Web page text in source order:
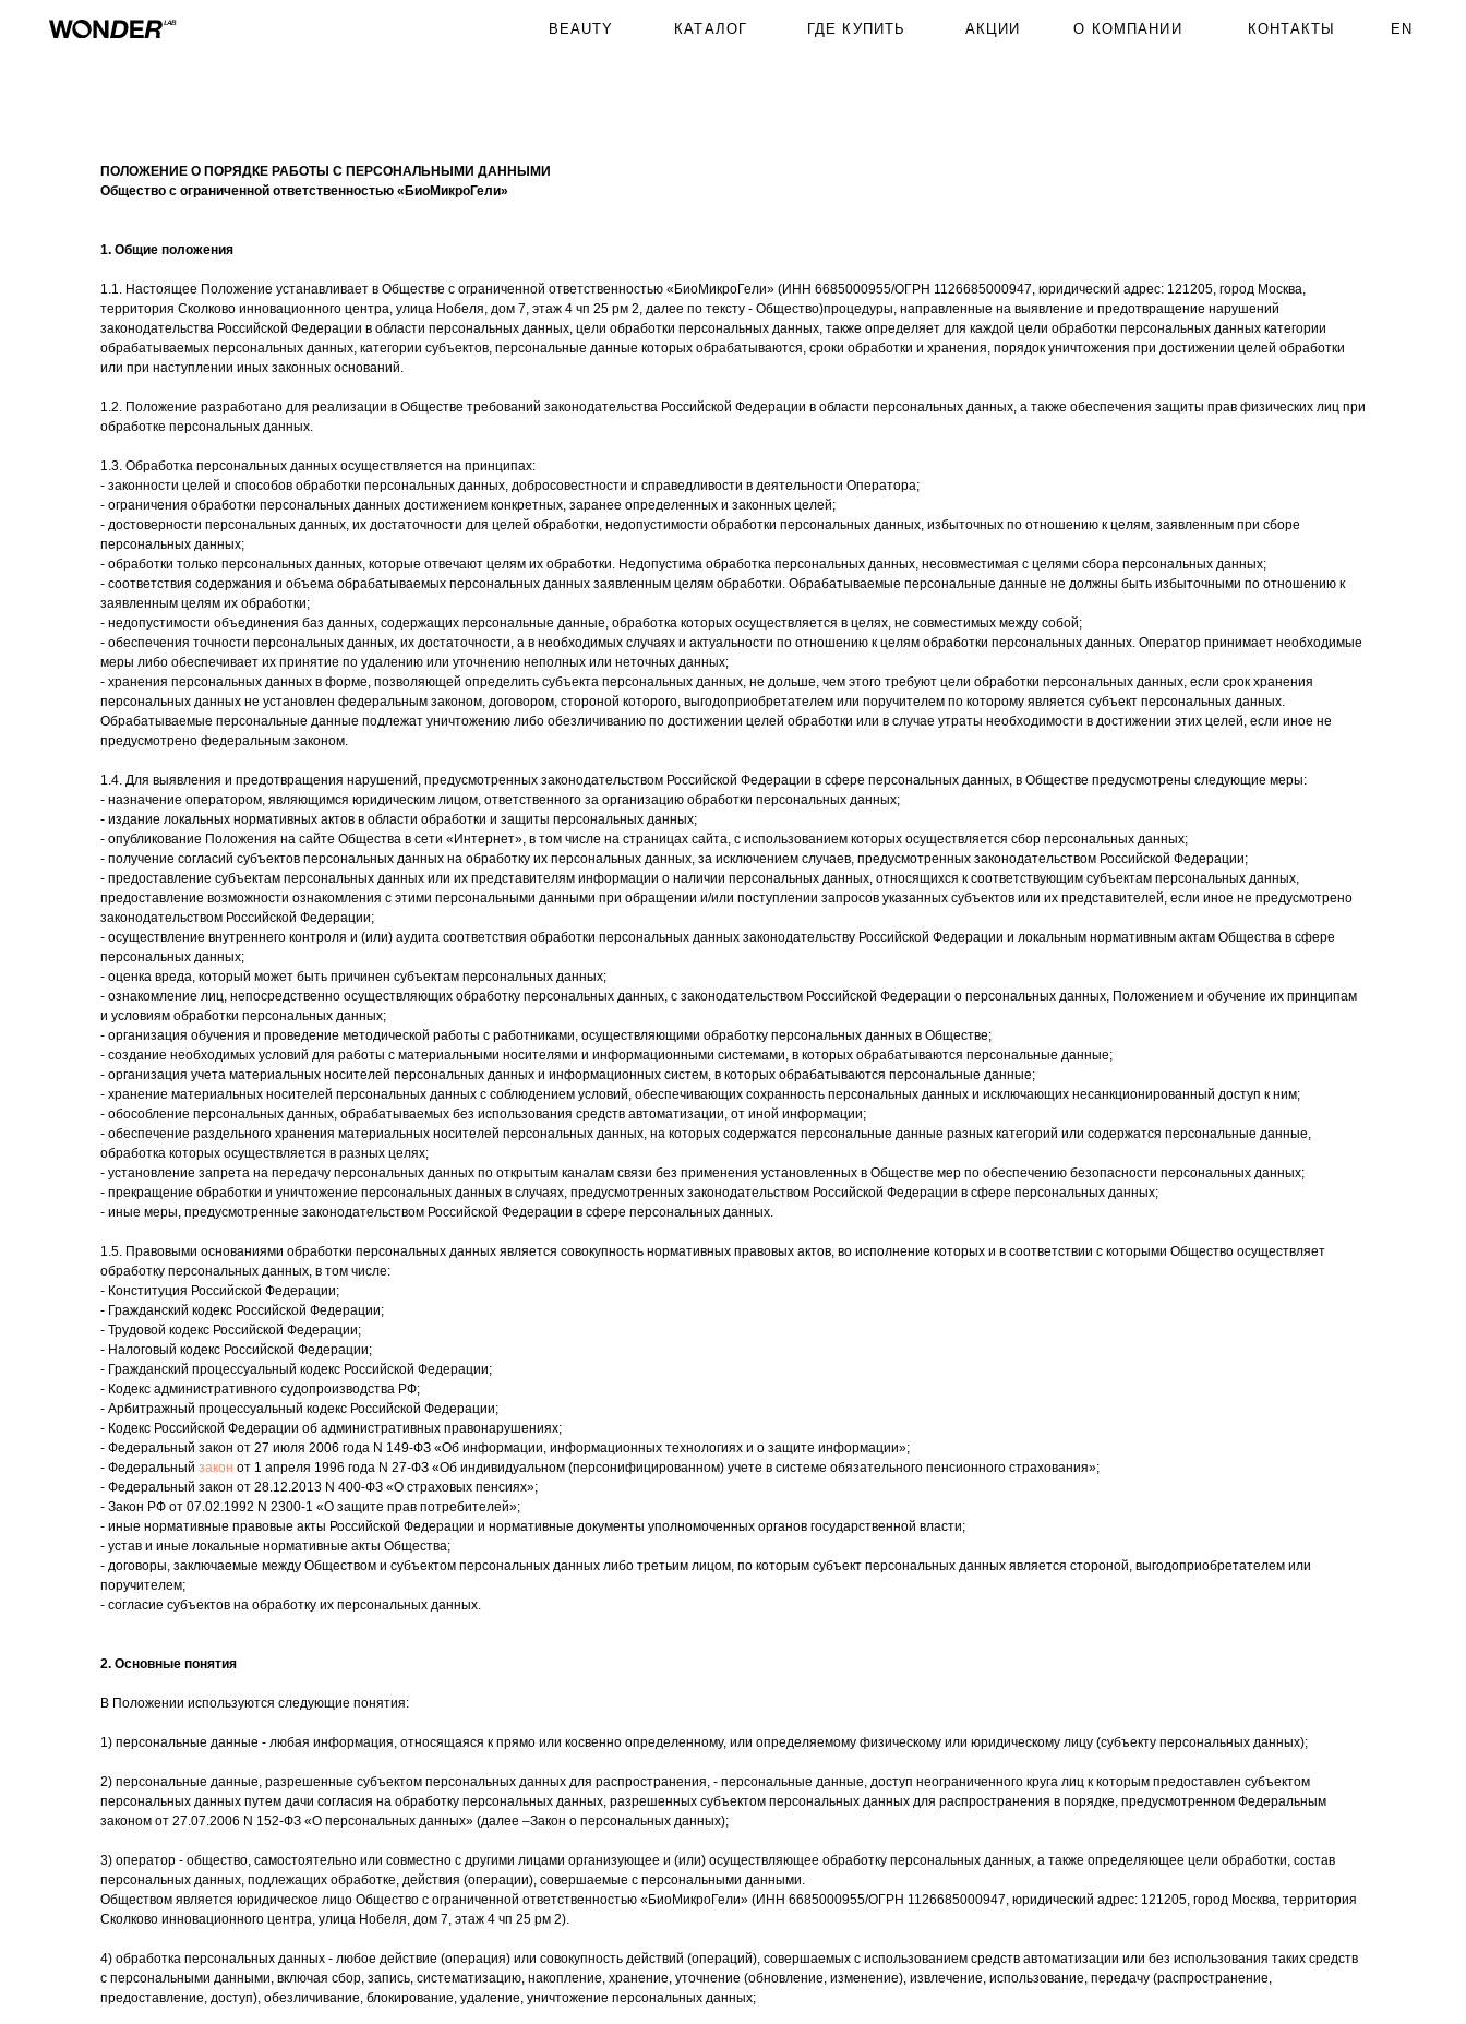
АКЦИИ О КОМПАНИИ КОНТАКТЫ EN
ГДЕ КУПИТЬ
КАТАЛОГ
ПОЛОЖЕНИЕ О ПОРЯДКЕ РАБОТЫ С ПЕРСОНАЛЬНЫМИ ДАННЫМИ
Общество с ограниченной ответственностью «БиоМикроГели»
1. Общие положения
1.1. Настоящее Положение устанавливает в Обществе с ограниченной ответственностью «БиоМикроГели» (ИНН 6685000955/ОГРН 1126685000947, юридический адрес: 121205, город Москва,
территория Сколково инновационного центра, улица Нобеля, дом 7, этаж 4 чп 25 рм 2, далее по тексту - Общество)процедуры, направленные на выявление и предотвращение нарушений
законодательства Российской Федерации в области персональных данных, цели обработки персональных данных, также определяет для каждой цели обработки персональных данных категории
обрабатываемых персональных данных, категории субъектов, персональные данные которых обрабатываются, сроки обработки и хранения, порядок уничтожения при достижении целей обработки
или при наступлении иных законных оснований.
1.2. Положение разработано для реализации в Обществе требований законодательства Российской Федерации в области персональных данных, а также обеспечения защиты прав физических лиц при
обработке персональных данных.
1.3. Обработка персональных данных осуществляется на принципах:
- законности целей и способов обработки персональных данных, добросовестности и справедливости в деятельности Оператора;
- ограничения обработки персональных данных достижением конкретных, заранее определенных и законных целей;
- достоверности персональных данных, их достаточности для целей обработки, недопустимости обработки персональных данных, избыточных по отношению к целям, заявленным при сборе
персональных данных;
- обработки только персональных данных, которые отвечают целям их обработки. Недопустима обработка персональных данных, несовместимая с целями сбора персональных данных;
- соответствия содержания и объема обрабатываемых персональных данных заявленным целям обработки. Обрабатываемые персональные данные не должны быть избыточными по отношению к
заявленным целям их обработки;
- недопустимости объединения баз данных, содержащих персональные данные, обработка которых осуществляется в целях, не совместимых между собой;
- обеспечения точности персональных данных, их достаточности, а в необходимых случаях и актуальности по отношению к целям обработки персональных данных. Оператор принимает необходимые
меры либо обеспечивает их принятие по удалению или уточнению неполных или неточных данных;
- хранения персональных данных в форме, позволяющей определить субъекта персональных данных, не дольше, чем этого требуют цели обработки персональных данных, если срок хранения
персональных данных не установлен федеральным законом, договором, стороной которого, выгодоприобретателем или поручителем по которому является субъект персональных данных.
Обрабатываемые персональные данные подлежат уничтожению либо обезличиванию по достижении целей обработки или в случае утраты необходимости в достижении этих целей, если иное не
предусмотрено федеральным законом.
1.4. Для выявления и предотвращения нарушений, предусмотренных законодательством Российской Федерации в сфере персональных данных, в Обществе предусмотрены следующие меры:
- назначение оператором, являющимся юридическим лицом, ответственного за организацию обработки персональных данных;
- издание локальных нормативных актов в области обработки и защиты персональных данных;
- опубликование Положения на сайте Общества в сети «Интернет», в том числе на страницах сайта, с использованием которых осуществляется сбор персональных данных;
- получение согласий субъектов персональных данных на обработку их персональных данных, за исключением случаев, предусмотренных законодательством Российской Федерации;
- предоставление субъектам персональных данных или их представителям информации о наличии персональных данных, относящихся к соответствующим субъектам персональных данных,
предоставление возможности ознакомления с этими персональными данными при обращении и/или поступлении запросов указанных субъектов или их представителей, если иное не предусмотрено
законодательством Российской Федерации;
- осуществление внутреннего контроля и (или) аудита соответствия обработки персональных данных законодательству Российской Федерации и локальным нормативным актам Общества в сфере
персональных данных;
- оценка вреда, который может быть причинен субъектам персональных данных;
- ознакомление лиц, непосредственно осуществляющих обработку персональных данных, с законодательством Российской Федерации о персональных данных, Положением и обучение их принципам
и условиям обработки персональных данных;
- организация обучения и проведение методической работы с работниками, осуществляющими обработку персональных данных в Обществе;
- создание необходимых условий для работы с материальными носителями и информационными системами, в которых обрабатываются персональные данные;
- организация учета материальных носителей персональных данных и информационных систем, в которых обрабатываются персональные данные;
- хранение материальных носителей персональных данных с соблюдением условий, обеспечивающих сохранность персональных данных и исключающих несанкционированный доступ к ним;
- обособление персональных данных, обрабатываемых без использования средств автоматизации, от иной информации;
- обеспечение раздельного хранения материальных носителей персональных данных, на которых содержатся персональные данные разных категорий или содержатся персональные данные,
обработка которых осуществляется в разных целях;
- установление запрета на передачу персональных данных по открытым каналам связи без применения установленных в Обществе мер по обеспечению безопасности персональных данных;
- прекращение обработки и уничтожение персональных данных в случаях, предусмотренных законодательством Российской Федерации в сфере персональных данных;
- иные меры, предусмотренные законодательством Российской Федерации в сфере персональных данных.
1.5. Правовыми основаниями обработки персональных данных является совокупность нормативных правовых актов, во исполнение которых и в соответствии с которыми Общество осуществляет
обработку персональных данных, в том числе:
- Конституция Российской Федерации;
- Гражданский кодекс Российской Федерации;
- Трудовой кодекс Российской Федерации;
- Налоговый кодекс Российской Федерации;
- Гражданский процессуальный кодекс Российской Федерации;
- Кодекс административного судопроизводства РФ;
- Арбитражный процессуальный кодекс Российской Федерации;
- Кодекс Российской Федерации об административных правонарушениях;
- Федеральный закон от 27 июля 2006 года N 149-ФЗ «Об информации, информационных технологиях и о защите информации»;
- Федеральный закон от 1 апреля 1996 года N 27-ФЗ «Об индивидуальном (персонифицированном) учете в системе обязательного пенсионного страхования»;
- Федеральный закон от 28.12.2013 N 400-ФЗ «О страховых пенсиях»;
- Закон РФ от 07.02.1992 N 2300-1 «О защите прав потребителей»;
- иные нормативные правовые акты Российской Федерации и нормативные документы уполномоченных органов государственной власти;
- устав и иные локальные нормативные акты Общества;
- договоры, заключаемые между Обществом и субъектом персональных данных либо третьим лицом, по которым субъект персональных данных является стороной, выгодоприобретателем или
поручителем;
- согласие субъектов на обработку их персональных данных.
2. Основные понятия
В Положении используются следующие понятия:
1) персональные данные - любая информация, относящаяся к прямо или косвенно определенному, или определяемому физическому или юридическому лицу (субъекту персональных данных);
2) персональные данные, разрешенные субъектом персональных данных для распространения, - персональные данные, доступ неограниченного круга лиц к которым предоставлен субъектом
персональных данных путем дачи согласия на обработку персональных данных, разрешенных субъектом персональных данных для распространения в порядке, предусмотренном Федеральным
законом от 27.07.2006 N 152-ФЗ «О персональных данных» (далее –Закон о персональных данных);
3) оператор - общество, самостоятельно или совместно с другими лицами организующее и (или) осуществляющее обработку персональных данных, а также определяющее цели обработки, состав
персональных данных, подлежащих обработке, действия (операции), совершаемые с персональными данными.
Обществом является юридическое лицо Общество с ограниченной ответственностью «БиоМикроГели» (ИНН 6685000955/ОГРН 1126685000947, юридический адрес: 121205, город Москва, территория
Сколково инновационного центра, улица Нобеля, дом 7, этаж 4 чп 25 рм 2).
4) обработка персональных данных - любое действие (операция) или совокупность действий (операций), совершаемых с использованием средств автоматизации или без использования таких средств
с персональными данными, включая сбор, запись, систематизацию, накопление, хранение, уточнение (обновление, изменение), извлечение, использование, передачу (распространение,
предоставление, доступ), обезличивание, блокирование, удаление, уничтожение персональных данных;